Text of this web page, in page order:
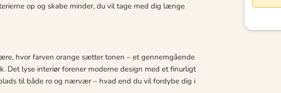
op og skabe minder, du vil tage med dig længe
hvor farven orange sætter tonen – et gennemgående
Det lyse interiør forener moderne design med et finurligt
til både ro og nærvær – hvad end du vil fordybe dig i